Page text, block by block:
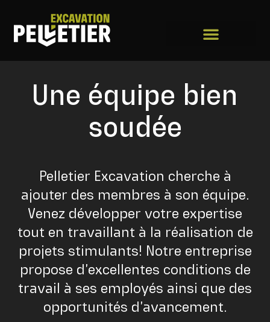
Une équipe bien
soudée
Pelletier Excavation cherche à
ajouter des membres à son équipe.
Venez développer votre expertise
tout en travaillant à la réalisation de
projets stimulants! Notre entreprise
propose d’excellentes conditions de
travail à ses employés ainsi que des
opportunités d’avancement.